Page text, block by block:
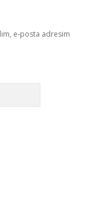
e-posta adresim